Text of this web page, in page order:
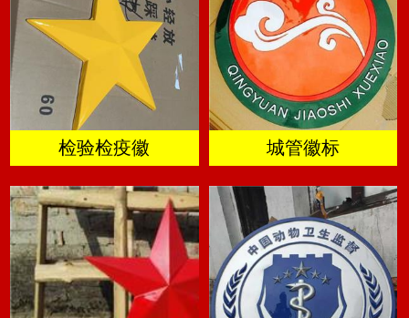
检验检疫徽 城管徽标